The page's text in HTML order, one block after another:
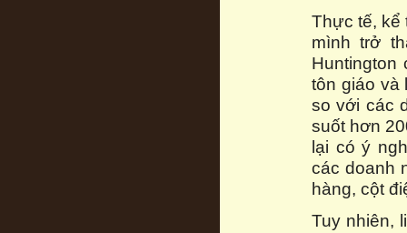
Thực tế, kể
mình trở
tôn giáo và
so với các
suốt hơn
lại có ý
các doanh
hàng, cột
Tuy nhiên,